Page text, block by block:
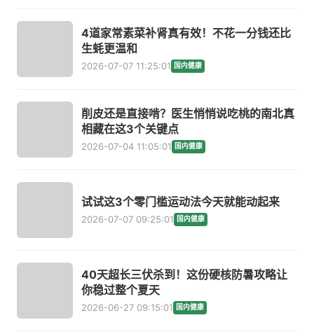
4道家常素菜补肾真有效！不花一分钱还比
生蚝更温和
2026-07-07 11:25:01 国内健康
削皮还是直接啃？医生悄悄说吃桃的南北真
相藏在这3个关键点
2026-07-04 11:05:01 国内健康
试试这3个零门槛运动法今天就能动起来
2026-07-07 09:25:01 国内健康
40天超长三伏杀到！这份硬核防暑攻略让
你稳过整个夏天
2026-06-27 09:15:01 国内健康